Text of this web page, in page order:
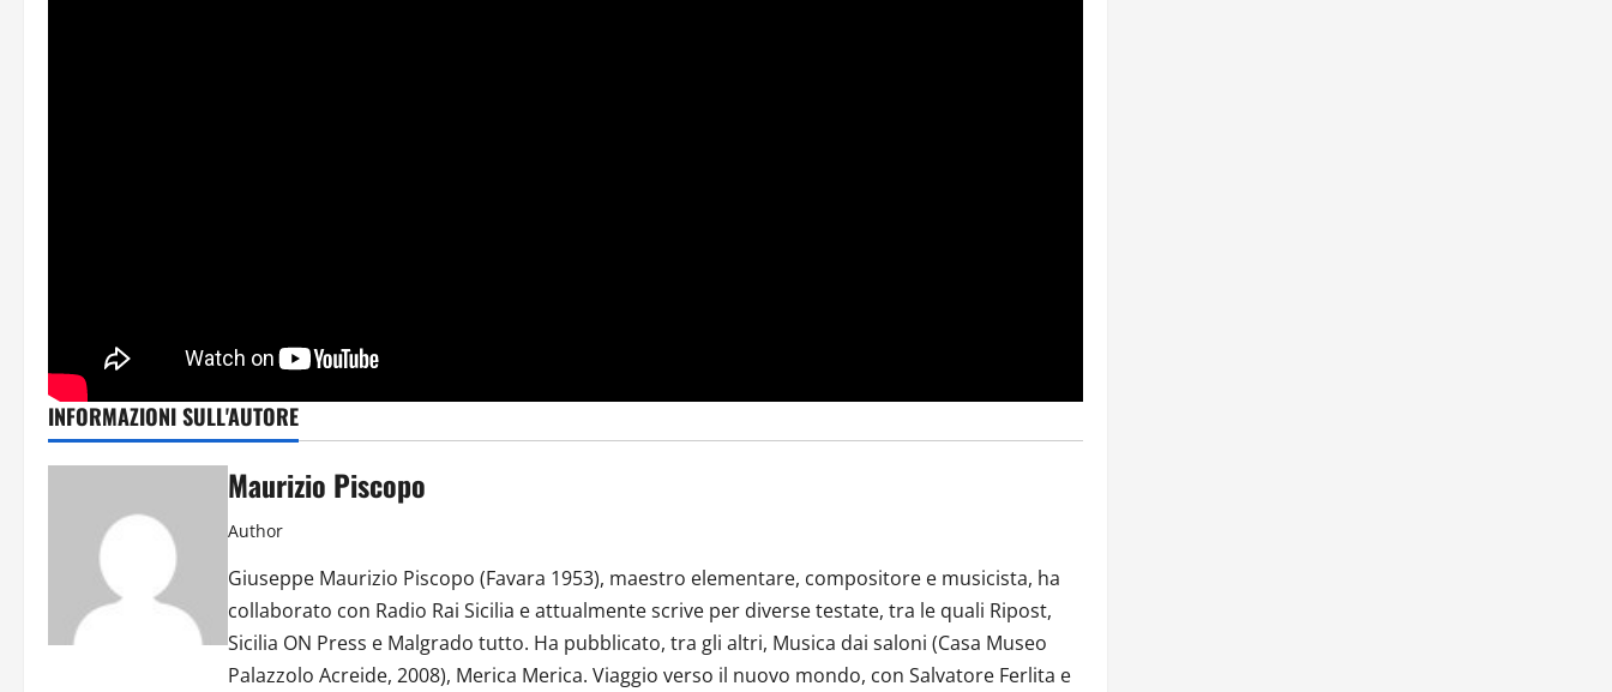
INFORMAZIONI SULL'AUTORE
Maurizio Piscopo
Author
Giuseppe Maurizio Piscopo (Favara 1953), maestro elementare, compositore e musicista, ha
collaborato con Radio Rai Sicilia e attualmente scrive per diverse testate, tra le quali Ripost,
Sicilia ON Press e Malgrado tutto. Ha pubblicato, tra gli altri, Musica dai saloni (Casa Museo
Palazzolo Acreide, 2008), Merica Merica. Viaggio verso il nuovo mondo, con Salvatore Ferlita e